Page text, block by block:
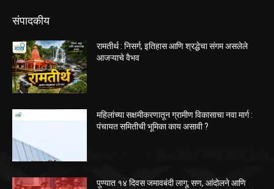
संपादकीय
रामतीर्थ : निसर्ग, इतिहास आणि श्रद्धेचा संगम असलेले
आजऱ्याचे वैभव
महिलांच्या सक्षमीकरणातून ग्रामीण विकासाचा नवा मार्ग :
पंचायत समितीची भूमिका काय असावी ?
पुण्यात १४ दिवस जमावबंदी लागू; सण, आंदोलने आणि